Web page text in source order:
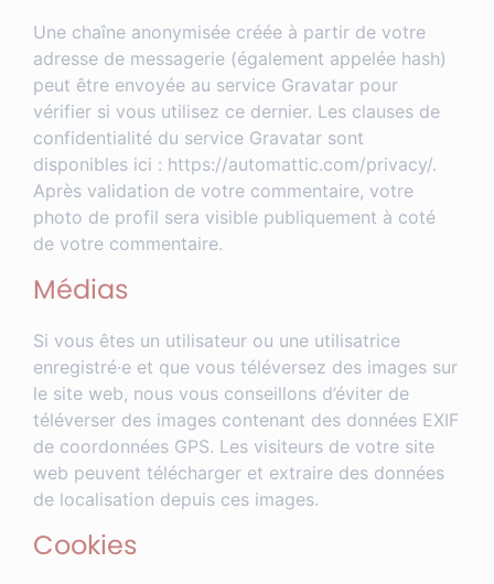
Une chaîne anonymisée créée à partir de votre
adresse de messagerie (également appelée hash)
peut être envoyée au service Gravatar pour
vérifier si vous utilisez ce dernier. Les clauses de
confidentialité du service Gravatar sont
disponibles ici : https://automattic.com/privacy/.
Après validation de votre commentaire, votre
photo de profil sera visible publiquement à coté
de votre commentaire.
Médias
Si vous êtes un utilisateur ou une utilisatrice
enregistré·e et que vous téléversez des images sur
le site web, nous vous conseillons d’éviter de
téléverser des images contenant des données EXIF
de coordonnées GPS. Les visiteurs de votre site
web peuvent télécharger et extraire des données
de localisation depuis ces images.
Cookies